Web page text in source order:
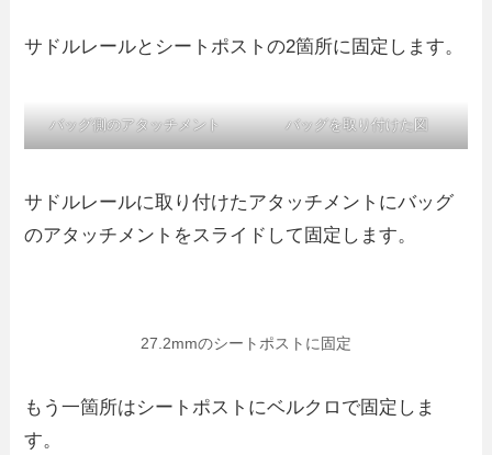
サドルレールとシートポストの2箇所に固定します。
バッグ側のアタッチメント バッグを取り付けた図
サドルレールに取り付けたアタッチメントにバッグ
のアタッチメントをスライドして固定します。
27.2mmのシートポストに固定
もう一箇所はシートポストにベルクロで固定しま
す。